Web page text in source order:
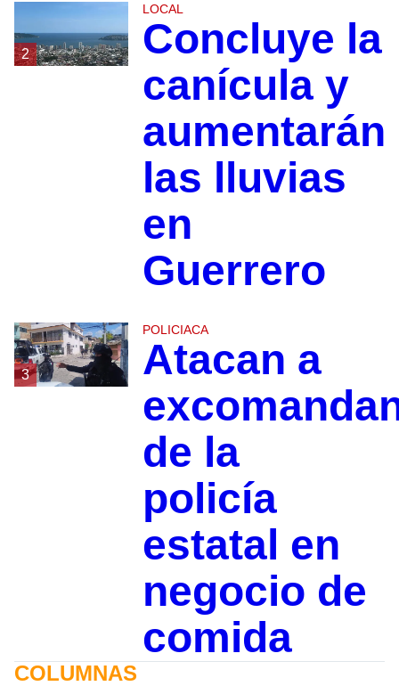
2
LOCAL
Concluye la
canícula y
aumentarán
las lluvias
en
Guerrero
3
POLICIACA
Atacan a
de la
policía
estatal en
negocio de
comida
COLUMNAS